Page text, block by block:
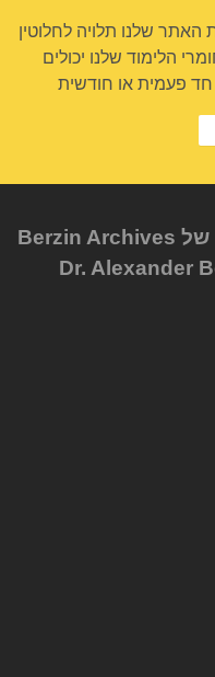
האתר שלנו תלויה לחלוטין
הלימוד שלנו יכולים
פעמית או חודשית
Study Budhissm הוא מיזם של Berzin Archives